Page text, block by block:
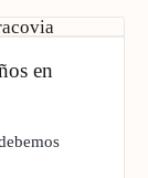
en